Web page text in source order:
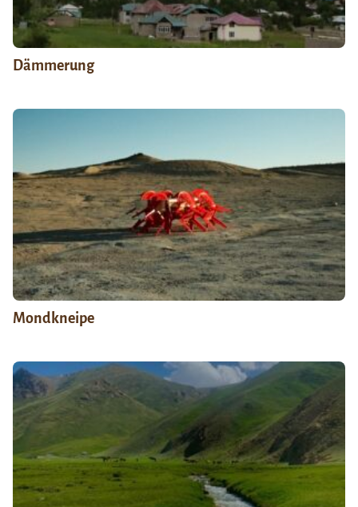
Dämmerung
Mondkneipe